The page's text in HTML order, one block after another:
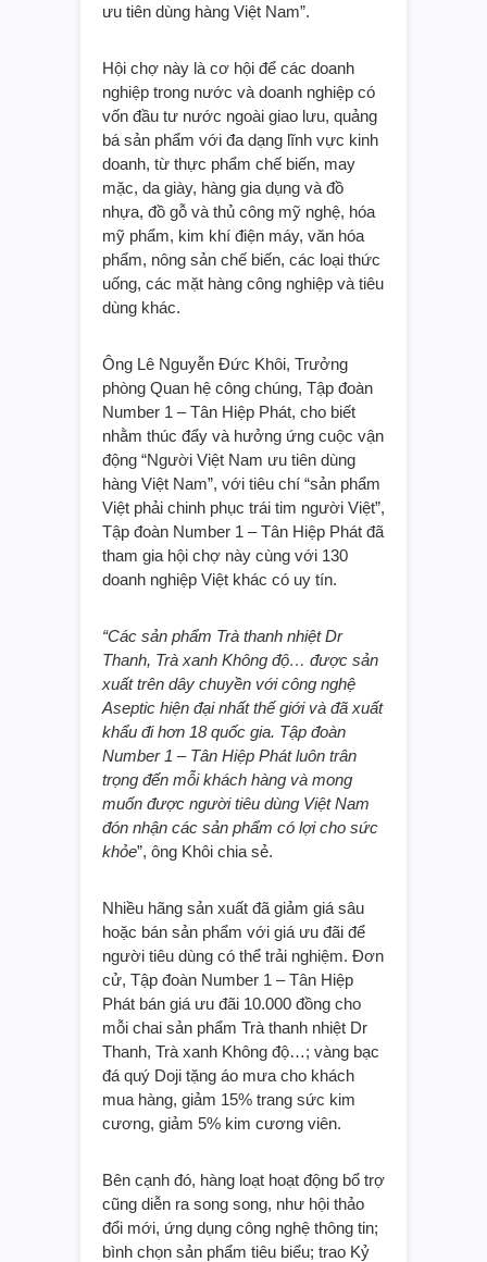
ưu tiên dùng hàng Việt Nam”.
Hội chợ này là cơ hội để các doanh
nghiệp trong nước và doanh nghiệp có
vốn đầu tư nước ngoài giao lưu, quảng
bá sản phẩm với đa dạng lĩnh vực kinh
doanh, từ thực phẩm chế biến, may
mặc, da giày, hàng gia dụng và đồ
nhựa, đồ gỗ và thủ công mỹ nghệ, hóa
mỹ phẩm, kim khí điện máy, văn hóa
phẩm, nông sản chế biến, các loại thức
uống, các mặt hàng công nghiệp và tiêu
dùng khác.
Ông Lê Nguyễn Đức Khôi, Trưởng
phòng Quan hệ công chúng, Tập đoàn
Number 1 – Tân Hiệp Phát, cho biết
nhằm thúc đẩy và hưởng ứng cuộc vận
động “Người Việt Nam ưu tiên dùng
hàng Việt Nam”, với tiêu chí “sản phẩm
Việt phải chinh phục trái tim người Việt”,
Tập đoàn Number 1 – Tân Hiệp Phát đã
tham gia hội chợ này cùng với 130
doanh nghiệp Việt khác có uy tín.
“Các sản phẩm Trà thanh nhiệt Dr
Thanh, Trà xanh Không độ… được sản
xuất trên dây chuyền với công nghệ
Aseptic hiện đại nhất thế giới và đã xuất
khẩu đi hơn 18 quốc gia. Tập đoàn
Number 1 – Tân Hiệp Phát luôn trân
trọng đến mỗi khách hàng và mong
muốn được người tiêu dùng Việt Nam
đón nhận các sản phẩm có lợi cho sức
khỏe”, ông Khôi chia sẻ.
Nhiều hãng sản xuất đã giảm giá sâu
hoặc bán sản phẩm với giá ưu đãi để
người tiêu dùng có thể trải nghiệm. Đơn
cử, Tập đoàn Number 1 – Tân Hiệp
Phát bán giá ưu đãi 10.000 đồng cho
mỗi chai sản phẩm Trà thanh nhiệt Dr
Thanh, Trà xanh Không độ…; vàng bạc
đá quý Doji tặng áo mưa cho khách
mua hàng, giảm 15% trang sức kim
cương, giảm 5% kim cương viên.
Bên cạnh đó, hàng loạt hoạt động bổ trợ
cũng diễn ra song song, như hội thảo
đổi mới, ứng dụng công nghệ thông tin;
bình chọn sản phẩm tiêu biểu; trao Kỷ